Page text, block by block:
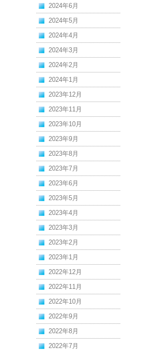
2024年6月
2024年5月
2024年4月
2024年3月
2024年2月
2024年1月
2023年12月
2023年11月
2023年10月
2023年9月
2023年8月
2023年7月
2023年6月
2023年5月
2023年4月
2023年3月
2023年2月
2023年1月
2022年12月
2022年11月
2022年10月
2022年9月
2022年8月
2022年7月